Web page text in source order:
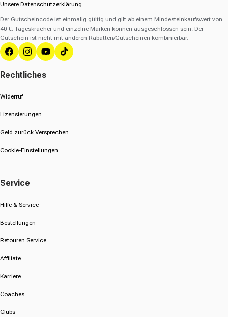
Unsere Datenschutzerklärung
Der Gutscheincode ist einmalig gültig und gilt ab einem Mindesteinkaufswert von
40 €. Tageskracher und einzelne Marken können ausgeschlossen sein. Der
Gutschein ist nicht mit anderen Rabatten/Gutscheinen kombinierbar.
FacebookInstagram
YouTubeTikTok
Rechtliches
Widerruf
Lizensierungen
Geld zurück Versprechen
Cookie-Einstellungen
Service
Hilfe & Service
Bestellungen
Retouren Service
Affiliate
Karriere
Coaches
Clubs